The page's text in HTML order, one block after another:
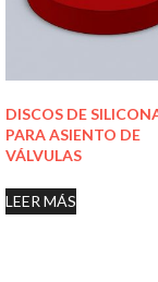
DISCOS DE
PARA ASIENTO DE
VÁLVULAS
LEER MÁS